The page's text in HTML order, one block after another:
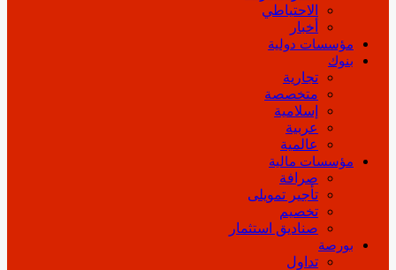
الاحتياطي
أخبار
مؤسسات دولية
بنوك
تجارية
متخصصة
إسلامية
عربية
عالمية
مؤسسات مالية
صرافة
تأجير تمويلى
تخصيم
صناديق استثمار
بورصة
تداول